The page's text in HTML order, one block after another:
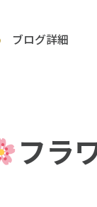
ブログ詳細
フラ